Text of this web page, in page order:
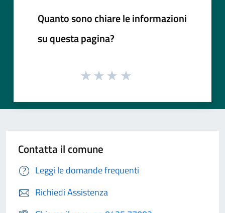
Quanto sono chiare le informazioni
su questa pagina?
Contatta il comune
Leggi le domande frequenti
Richiedi Assistenza